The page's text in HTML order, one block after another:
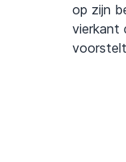
op zijn
vierkant